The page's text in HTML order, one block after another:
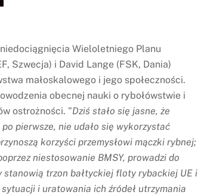
Wieloletniego Planu
Szwecja) i David Lange (FSK, Dania)
małoskalowego i jego społeczności.
obecnej nauki o rybołówstwie i
ostrożności. "Dziś stało się jasne, że
pierwsze, nie udało się wykorzystać
korzyści przemysłowi mączki rybnej;
niestosowanie BMSY, prowadzi do
trzon bałtyckiej floty rybackiej UE i
i uratowania ich źródeł utrzymania